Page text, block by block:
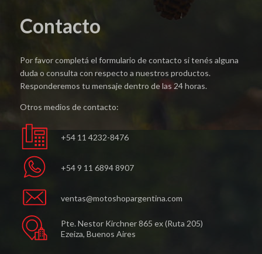
Contacto
Por favor completá el formulario de contacto si tenés alguna
duda o consulta con respecto a nuestros productos.
Responderemos tu mensaje dentro de las 24 horas.
Otros medios de contacto:
+54 11 4232-8476
+54 9 11 6894 8907
ventas@motoshopargentina.com
Pte. Nestor Kirchner 865 ex (Ruta 205)
Ezeiza, Buenos Aires